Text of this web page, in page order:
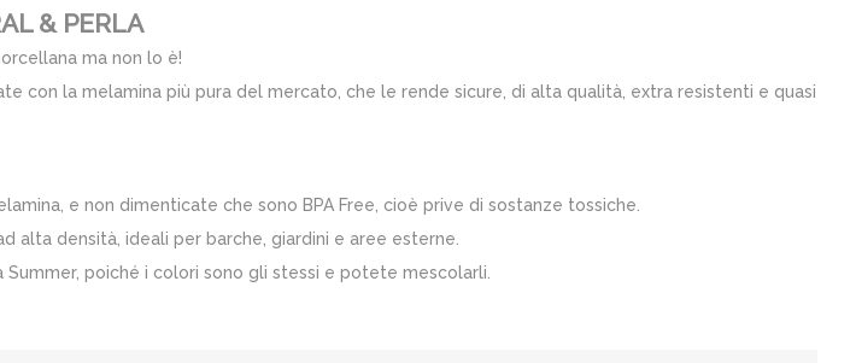
& PERLA
ma non lo è!
con la melamina più pura del mercato, che le rende sicure, di alta qualità, extra resistenti e quasi
e non dimenticate che sono BPA Free, cioè prive di sostanze tossiche.
alta densità, ideali per barche, giardini e aree esterne.
poiché i colori sono gli stessi e potete mescolarli.